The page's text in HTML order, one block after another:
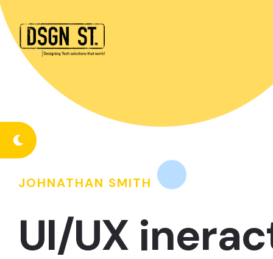
JOHNATHAN SMITH
UI/UX